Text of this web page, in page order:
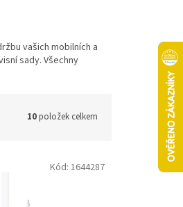
vašich mobilních a
sady. Všechny
10položek celkem
Kód: 1644287